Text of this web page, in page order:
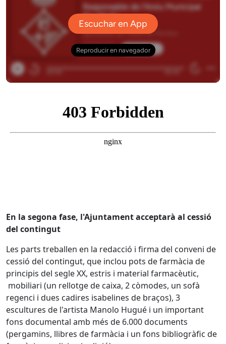
En la segona fase, l'Ajuntament acceptarà al cessió
del contingut
Les parts treballen en la redacció i firma del conveni de
cessió del contingut, que inclou pots de farmàcia de
principis del segle XX, estris i material farmacèutic,
mobiliari (un rellotge de caixa, 2 còmodes, un sofà
regenci i dues cadires isabelines de braços), 3
escultures de l'artista Manolo Hugué i un important
fons documental amb més de 6.000 documents
(pergamins, llibres de farmàcia i un fons bibliogràfic de